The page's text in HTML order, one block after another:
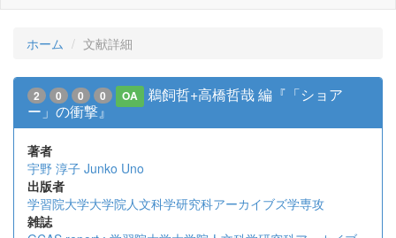
ホーム 文献詳細
2 0 0 0 OA
鵜飼哲+高橋哲哉 編『「ショア
ー」の衝撃』
著者
宇野 淳子 Junko Uno
出版者
学習院大学大学院人文科学研究科アーカイブズ学専攻
雑誌